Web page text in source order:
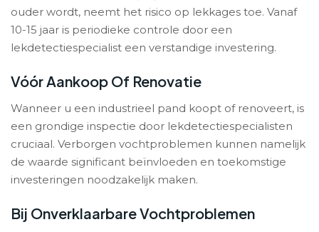
ouder wordt, neemt het risico op lekkages toe. Vanaf
10-15 jaar is periodieke controle door een
lekdetectiespecialist een verstandige investering.
Vóór Aankoop Of Renovatie
Wanneer u een industrieel pand koopt of renoveert, is
een grondige inspectie door lekdetectiespecialisten
cruciaal. Verborgen vochtproblemen kunnen namelijk
de waarde significant beïnvloeden en toekomstige
investeringen noodzakelijk maken.
Bij Onverklaarbare Vochtproblemen